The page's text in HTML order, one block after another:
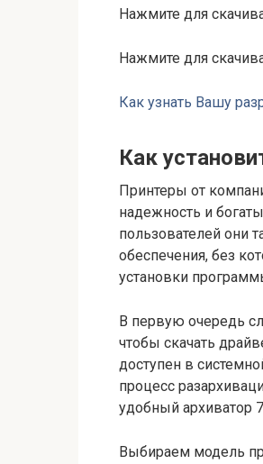
Нажмите для
Нажмите для
Как узнать Вашу
Как
Принтеры от
надежность и
пользователей они
обеспечения, без
установки
В первую очередь
чтобы скачать
доступен в
процесс
удобный архиватор
Выбираем модель